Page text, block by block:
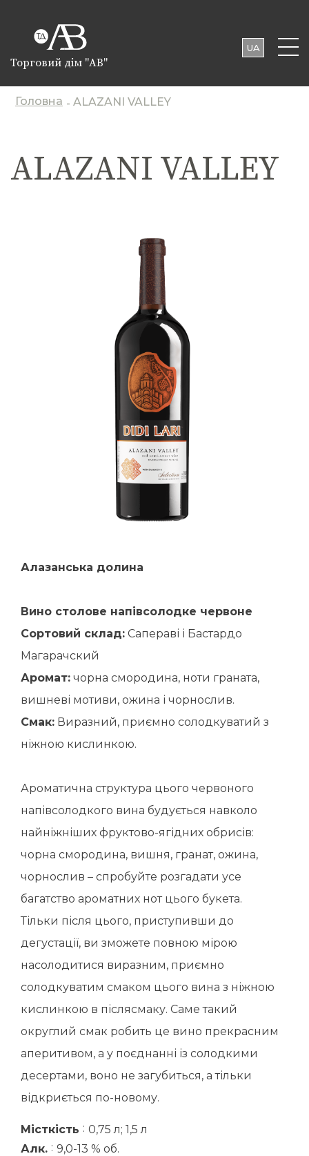
Торговий дім "АВ"
UA
PL
Головна - ALAZANI VALLEY
ALAZANI VALLEY
Алазанська долина
Вино столове напівсолодке червоне
Сортовий склад: Сапераві і Бастардо
Магарачский
Аромат: чорна смородина, ноти граната,
вишневі мотиви, ожина і чорнослив.
Смак: Виразний, приємно солодкуватий з
ніжною кислинкою.
Ароматична структура цього червоного
напівсолодкого вина будується навколо
найніжніших фруктово-ягідних обрисів:
чорна смородина, вишня, гранат, ожина,
чорнослив – спробуйте розгадати усе
багатство ароматних нот цього букета.
Тільки після цього, приступивши до
дегустації, ви зможете повною мірою
насолодитися виразним, приємно
солодкуватим смаком цього вина з ніжною
кислинкою в післясмаку. Саме такий
округлий смак робить це вино прекрасним
аперитивом, а у поєднанні із солодкими
десертами, воно не загубиться, а тільки
відкриється по-новому.
Місткість : 0,75 л; 1,5 л
Алк. : 9,0-13 % об.